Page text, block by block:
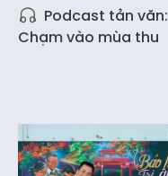
Podcast tản văn:
Chạm vào mùa thu